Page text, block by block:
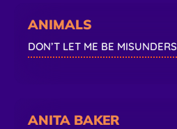
ANIMALS
DON’T LET ME BE
ANITA BAKER